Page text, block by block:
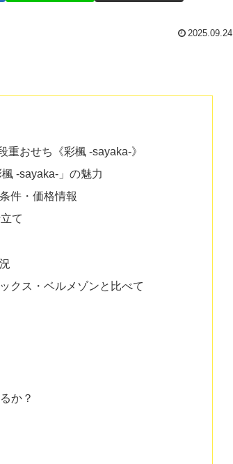
2025.09.24
おせち《彩楓 -sayaka-》
-sayaka-」の魅力
件・価格情報
て
クス・ベルメゾンと比べて
か？